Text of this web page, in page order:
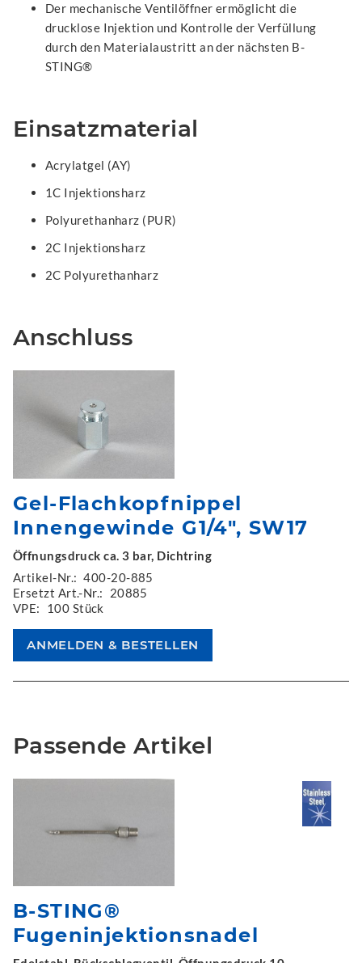
Der mechanische Ventilöffner ermöglicht die
drucklose Injektion und Kontrolle der Verfüllung
durch den Materialaustritt an der nächsten B-
STING®
Einsatzmaterial
Acrylatgel (AY)
1C Injektionsharz
Polyurethanharz (PUR)
2C Injektionsharz
2C Polyurethanharz
Anschluss
Gel-Flachkopfnippel
Innengewinde G1/4", SW17
Öffnungsdruck ca. 3 bar, Dichtring
Artikel-Nr.: 400-20-885
Ersetzt Art.-Nr.:
20885
VPE:
100 Stück
Passende Artikel
B-STING®
Fugeninjektionsnadel